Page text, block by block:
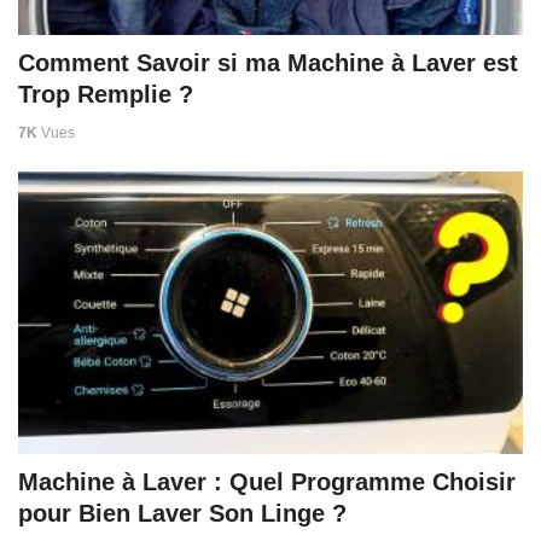
Comment Savoir si ma Machine à Laver est
Trop Remplie ?
7K Vues
Machine à Laver : Quel Programme Choisir
pour Bien Laver Son Linge ?